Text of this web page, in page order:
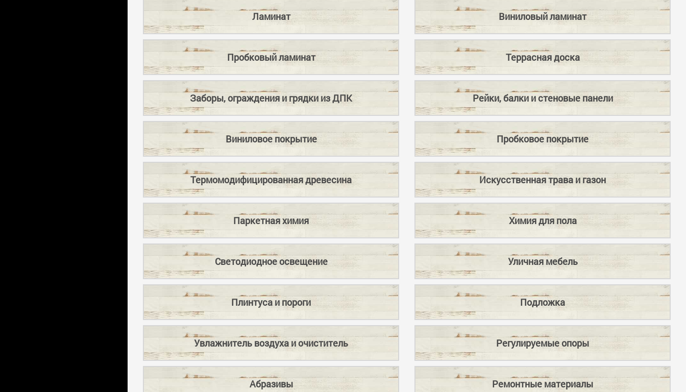
Ламинат Виниловый ламинат
Пробковый ламинат Террасная доска
Заборы, ограждения и грядки из ДПК Рейки, балки и стеновые панели
Виниловое покрытие Пробковое покрытие
Термомодифицированная древесина Искусственная трава и газон
Паркетная химия Химия для пола
Светодиодное освещение Уличная мебель
Плинтуса и пороги Подложка
Увлажнитель воздуха и очиститель Регулируемые опоры
Абразивы Ремонтные материалы